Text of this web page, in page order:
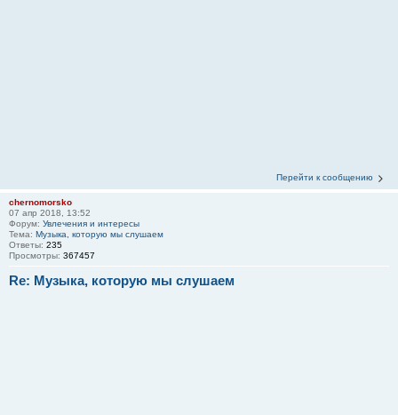
Перейти к сообщению
chernomorsko
07 апр 2018, 13:52
Форум: Увлечения и интересы
Тема: Музыка, которую мы слушаем
Ответы: 235
Просмотры: 367457
Re: Музыка, которую мы слушаем